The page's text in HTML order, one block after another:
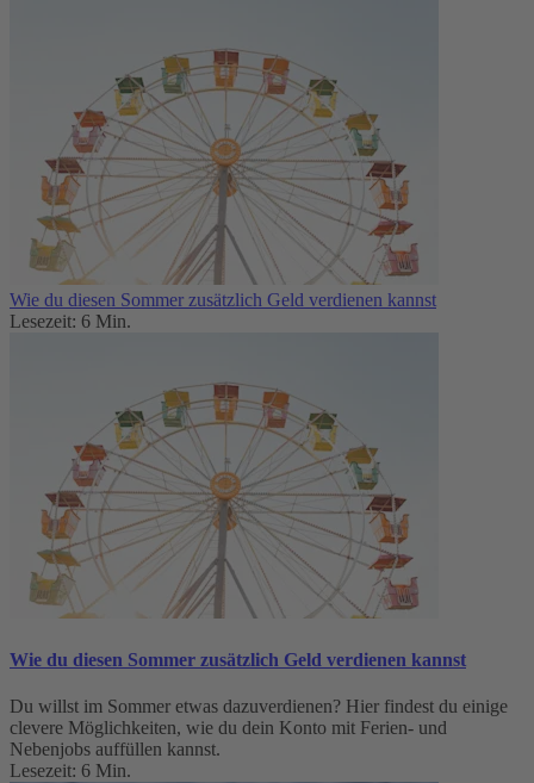
Wie du diesen Sommer zusätzlich Geld verdienen kannst
Lesezeit: 6 Min.
Wie du diesen Sommer zusätzlich Geld verdienen kannst
Du willst im Sommer etwas dazuverdienen? Hier findest du einige
clevere Möglichkeiten, wie du dein Konto mit Ferien- und
Nebenjobs auffüllen kannst.
Lesezeit: 6 Min.